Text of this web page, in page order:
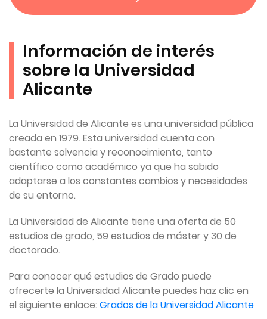
Información de interés
sobre la Universidad
Alicante
La Universidad de Alicante es una universidad pública
creada en 1979. Esta universidad cuenta con
bastante solvencia y reconocimiento, tanto
científico como académico ya que ha sabido
adaptarse a los constantes cambios y necesidades
de su entorno.
La Universidad de Alicante tiene una oferta de 50
estudios de grado, 59 estudios de máster y 30 de
doctorado.
Para conocer qué estudios de Grado puede
ofrecerte la Universidad Alicante puedes haz clic en
el siguiente enlace: Grados de la Universidad Alicante